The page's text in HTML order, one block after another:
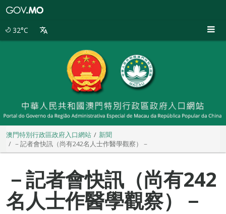
32°C
澳門特別行政區政府入口網站
新聞
－記者會快訊（尚有242名人士作醫學觀察）－
－記者會快訊（尚有242
名人士作醫學觀察）－